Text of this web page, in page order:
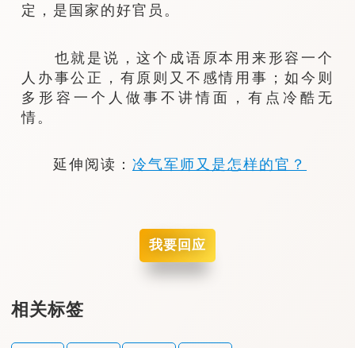
定，是国家的好官员。
也就是说，这个成语原本用来形容一个
人办事公正，有原则又不感情用事；如今则
多形容一个人做事不讲情面，有点冷酷无
情。
延伸阅读：冷气军师又是怎样的官？
我要回应
相关标签